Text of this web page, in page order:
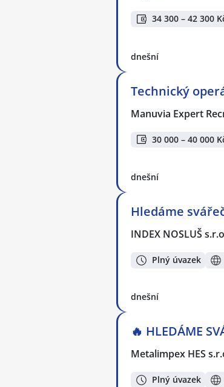
34 300 – 42 300
dnešní
Technický
Manuvia Expert
30 000 – 40 000
dnešní
Hledáme
INDEX NOSLUŠ
Plný úvazek
dnešní
🔥 HLEDÁME
Metalimpex HES
Plný úvazek